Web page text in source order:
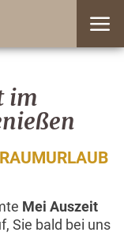
im
Mei Auszeit
Sie bald bei uns